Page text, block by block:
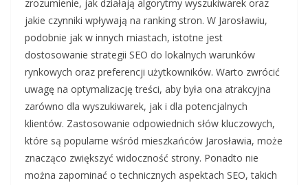
zrozumienie, jak działają algorytmy wyszukiwarek oraz
jakie czynniki wpływają na ranking stron. W Jarosławiu,
podobnie jak w innych miastach, istotne jest
dostosowanie strategii SEO do lokalnych warunków
rynkowych oraz preferencji użytkowników. Warto zwrócić
uwagę na optymalizację treści, aby była ona atrakcyjna
zarówno dla wyszukiwarek, jak i dla potencjalnych
klientów. Zastosowanie odpowiednich słów kluczowych,
które są popularne wśród mieszkańców Jarosławia, może
znacząco zwiększyć widoczność strony. Ponadto nie
można zapominać o technicznych aspektach SEO, takich